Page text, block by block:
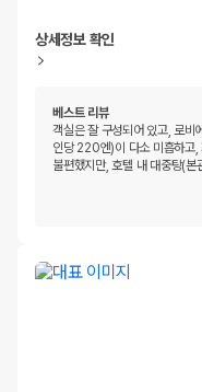
상세정보 확인
베스트 리뷰
객실은 잘 구성되어 있고, 로비
인당 220엔)이 다소 미흡하고,
불편했지만, 호텔 내 대중탕(